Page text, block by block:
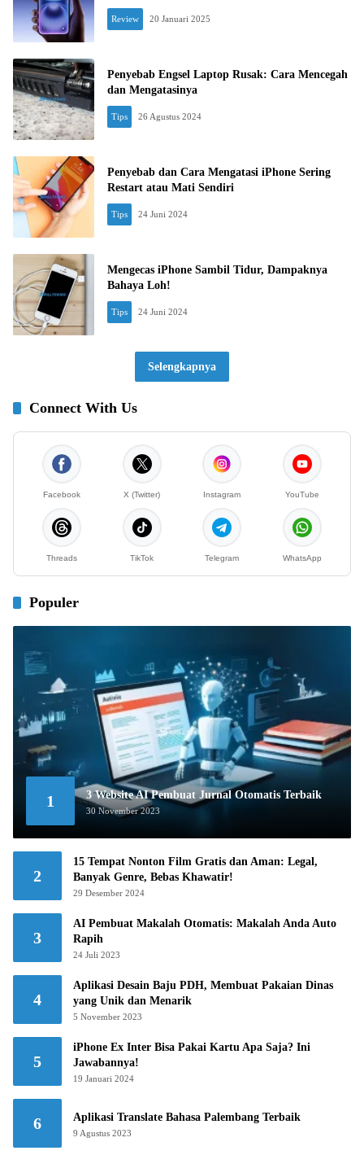
Review 20 Januari 2025
Penyebab Engsel Laptop Rusak: Cara Mencegah
dan Mengatasinya
Tips 26 Agustus 2024
Penyebab dan Cara Mengatasi iPhone Sering
Restart atau Mati Sendiri
Tips 24 Juni 2024
Mengecas iPhone Sambil Tidur, Dampaknya
Bahaya Loh!
Tips 24 Juni 2024
Selengkapnya
Connect With Us
Facebook X (Twitter) Instagram YouTube
Threads TikTok Telegram WhatsApp
Populer
1 3 Website AI Pembuat Jurnal Otomatis Terbaik
30 November 2023
2
15 Tempat Nonton Film Gratis dan Aman: Legal,
Banyak Genre, Bebas Khawatir!
29 Desember 2024
3
AI Pembuat Makalah Otomatis: Makalah Anda Auto
Rapih
24 Juli 2023
4
Aplikasi Desain Baju PDH, Membuat Pakaian Dinas
yang Unik dan Menarik
5 November 2023
5
iPhone Ex Inter Bisa Pakai Kartu Apa Saja? Ini
Jawabannya!
19 Januari 2024
6 Aplikasi Translate Bahasa Palembang Terbaik
9 Agustus 2023